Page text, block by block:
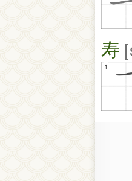
寿